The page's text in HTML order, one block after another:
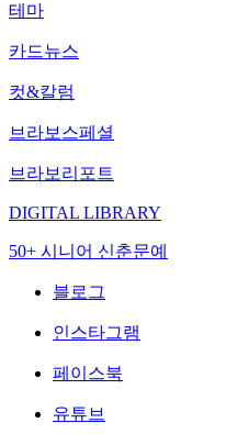
테마
카드뉴스
컷&칼럼
브라보스페셜
브라보리포트
DIGITAL LIBRARY
50+ 시니어 신춘문예
블로그
인스타그램
페이스북
유튜브